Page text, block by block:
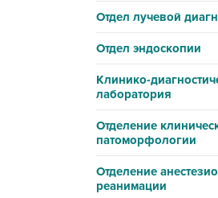
Отдел лучевой
Отдел эндоскопии
Клинико-
лаборатория
Отделение
патоморфологии
Отделение
реанимации